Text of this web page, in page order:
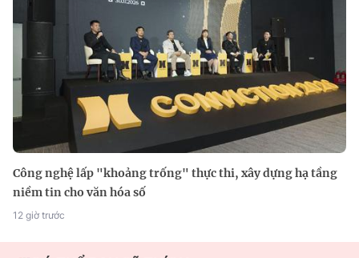
Công nghệ lấp "khoảng trống" thực thi, xây dựng hạ tầng
niềm tin cho văn hóa số
12 giờ trước